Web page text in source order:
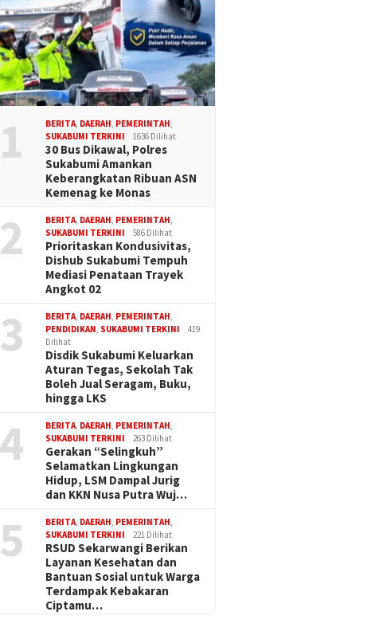
1 BERITA, DAERAH, PEMERINTAH,
SUKABUMI TERKINI
1636 Dilihat
30 Bus Dikawal, Polres
Sukabumi Amankan
Keberangkatan Ribuan ASN
Kemenag ke Monas
2 BERITA, DAERAH, PEMERINTAH,
SUKABUMI TERKINI
586 Dilihat
Prioritaskan Kondusivitas,
Dishub Sukabumi Tempuh
Mediasi Penataan Trayek
Angkot 02
3 BERITA, DAERAH, PEMERINTAH,
PENDIDIKAN, SUKABUMI TERKINI
419
Dilihat
Disdik Sukabumi Keluarkan
Aturan Tegas, Sekolah Tak
Boleh Jual Seragam, Buku,
hingga LKS
4 BERITA, DAERAH, PEMERINTAH,
SUKABUMI TERKINI
263 Dilihat
Gerakan “Selingkuh”
Selamatkan Lingkungan
Hidup, LSM Dampal Jurig
dan KKN Nusa Putra Wuj…
5 BERITA, DAERAH, PEMERINTAH,
SUKABUMI TERKINI
221 Dilihat
RSUD Sekarwangi Berikan
Layanan Kesehatan dan
Bantuan Sosial untuk Warga
Terdampak Kebakaran
Ciptamu…